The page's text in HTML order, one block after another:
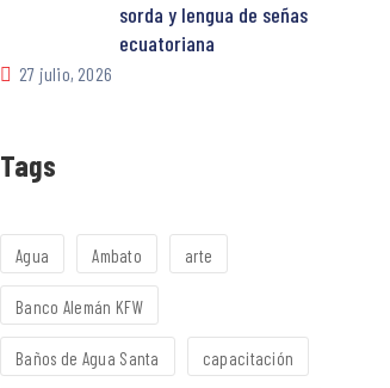
sorda y lengua de señas
ecuatoriana
27 julio, 2026
Tags
Agua Ambato arte
Banco Alemán KFW
Baños de Agua Santa capacitación